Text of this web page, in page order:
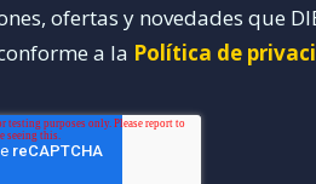
ofertas y novedades que
a la Política de